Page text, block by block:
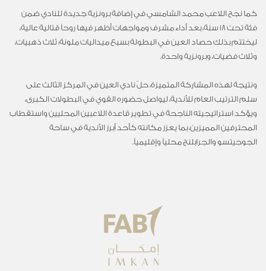
كما نجح اللاعب محمد الشامسي في إضافة برونزية جديدة للنادي ضمن
فئة تحت 18 سنة، بعد أداء مشرف ومواجهات أظهر فيها روحاً قتالية عالية،
ليختتم بذلك حصاد العين في البطولة بسبع ميداليات ملونة: ثلاث ذهبيات،
وثلاث فضيات، وبرونزية واحدة.
ونتيجة لهذه المشاركة المتميزة، حلّ نادي العين في المركز الثالث على
سلم الترتيب العام للأندية، ليواصل حضوره القوي في البطولات الكبرى،
ويؤكد استراتيجيته الناجحة في تطوير قاعدة اللاعبين المحليين واستقطاب
المحترفين المميزين، بما يعزز مكانته كأحد أبرز الأندية في ساحة
الجوجيتسو والجرابلنج محلياً وإقليمياً.